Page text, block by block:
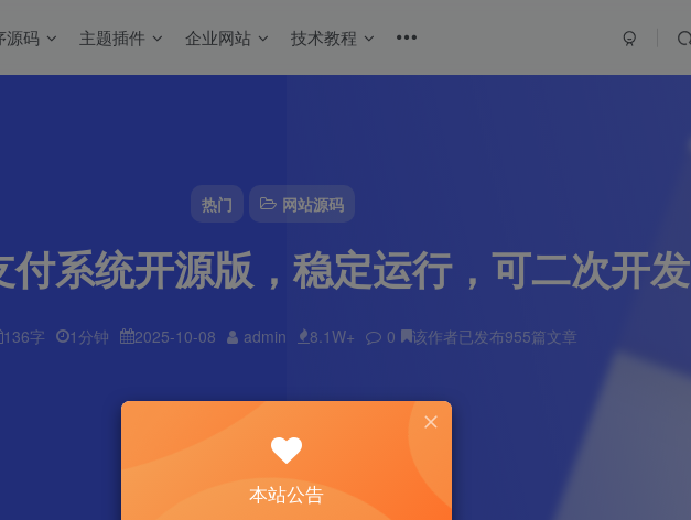
热门 网站源码
系统开源版，稳定运行，可二次开发
136字 1分钟 2025-10-08 admin 8.1W+ 0 该作者已发布955篇文章
源码 主题插件 企业网站 技术教程
本站公告